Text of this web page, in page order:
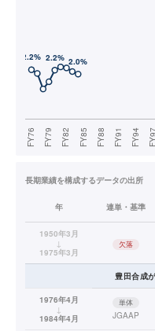
長期業績を構成するデータの出所
年 連単・基準
1950年3月
↓
1975年3月
欠落
豊田合成
1976年4月
↓
1984年4月
単体
JGAAP